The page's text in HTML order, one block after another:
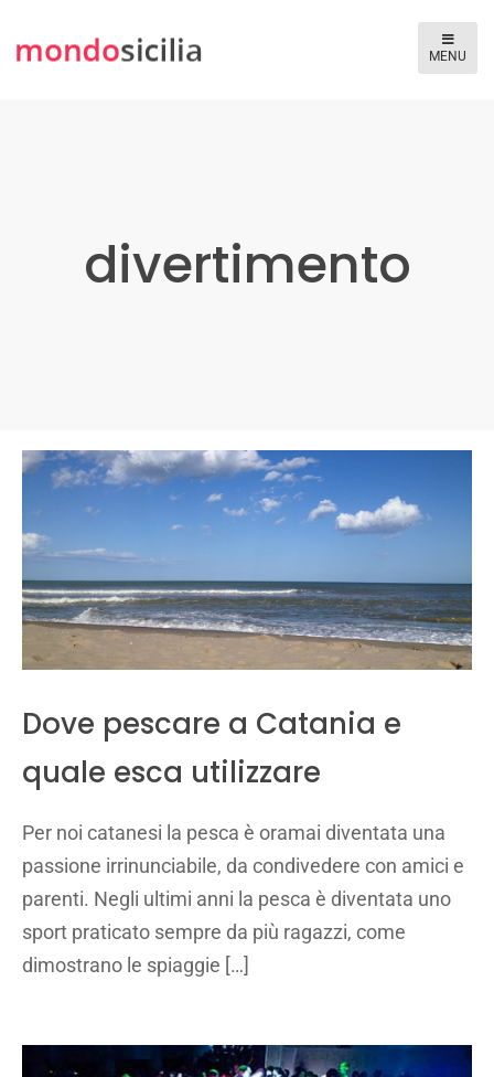
divertimento
Dove pescare a Catania e
quale esca utilizzare
Per noi catanesi la pesca è oramai diventata una
passione irrinunciabile, da condivedere con amici e
parenti. Negli ultimi anni la pesca è diventata uno
sport praticato sempre da più ragazzi, come
dimostrano le spiaggie […]